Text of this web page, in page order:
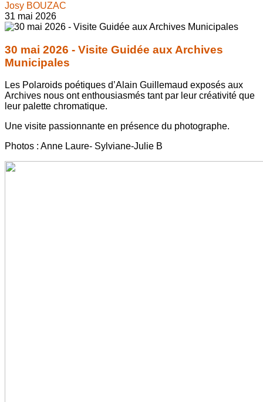
Josy BOUZAC
31 mai 2026
30 mai 2026 - Visite Guidée aux Archives
Municipales
Les Polaroids poétiques d’Alain Guillemaud exposés aux
Archives nous ont enthousiasmés tant par leur créativité que
leur palette chromatique.
Une visite passionnante en présence du photographe.
Photos : Anne Laure- Sylviane-Julie B